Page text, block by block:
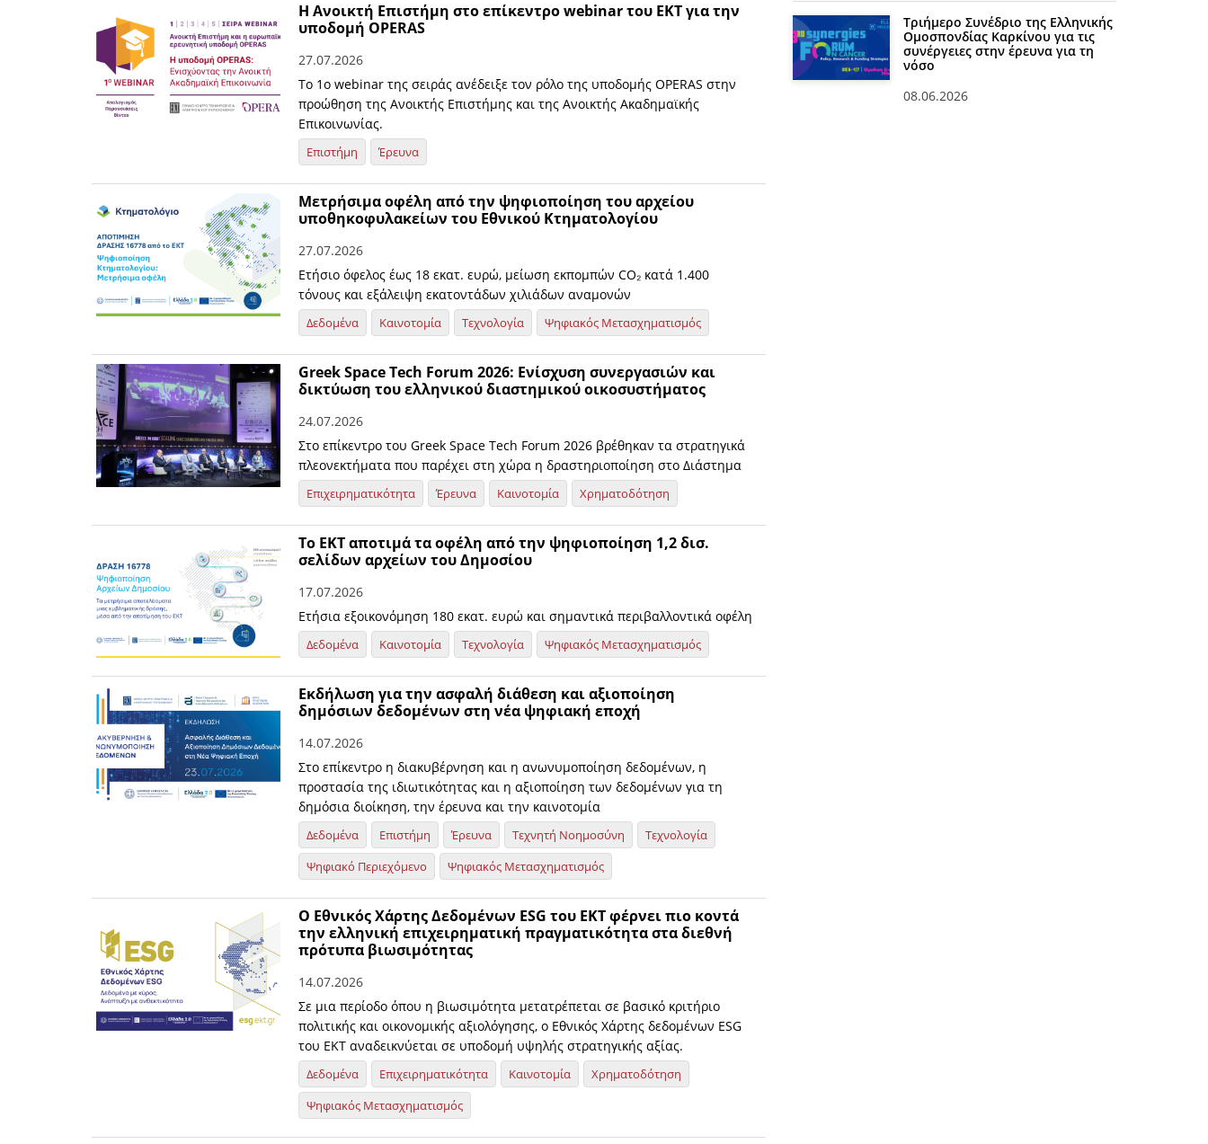
Η Ανοικτή Επιστήμη στο επίκεντρο webinar του ΕΚΤ για την
υποδομή OPERAS
27.07.2026
Το 1ο webinar της σειράς ανέδειξε τον ρόλο της υποδομής OPERAS στην
προώθηση της Ανοικτής Επιστήμης και της Ανοικτής Ακαδημαϊκής
Επικοινωνίας.
Επιστήμη Έρευνα
Μετρήσιμα οφέλη από την ψηφιοποίηση του αρχείου
υποθηκοφυλακείων του Εθνικού Κτηματολογίου
27.07.2026
Ετήσιο όφελος έως 18 εκατ. ευρώ, μείωση εκπομπών CO₂ κατά 1.400
τόνους και εξάλειψη εκατοντάδων χιλιάδων αναμονών
Δεδομένα Καινοτομία Τεχνολογία Ψηφιακός Μετασχηματισμός
Greek Space Tech Forum 2026: Eνίσχυση συνεργασιών και
δικτύωση του ελληνικού διαστημικού οικοσυστήματος
24.07.2026
Στο επίκεντρο του Greek Space Tech Forum 2026 βρέθηκαν τα στρατηγικά
πλεονεκτήματα που παρέχει στη χώρα η δραστηριοποίηση στο Διάστημα
Επιχειρηματικότητα Έρευνα Καινοτομία Χρηματοδότηση
Το ΕΚΤ αποτιμά τα οφέλη από την ψηφιοποίηση 1,2 δισ.
σελίδων αρχείων του Δημοσίου
17.07.2026
Ετήσια εξοικονόμηση 180 εκατ. ευρώ και σημαντικά περιβαλλοντικά οφέλη
Δεδομένα Καινοτομία Τεχνολογία Ψηφιακός Μετασχηματισμός
Εκδήλωση για την ασφαλή διάθεση και αξιοποίηση
δημόσιων δεδομένων στη νέα ψηφιακή εποχή
14.07.2026
Στο επίκεντρο η διακυβέρνηση και η ανωνυμοποίηση δεδομένων, η
προστασία της ιδιωτικότητας και η αξιοποίηση των δεδομένων για τη
δημόσια διοίκηση, την έρευνα και την καινοτομία
Δεδομένα Επιστήμη Έρευνα Τεχνητή Νοημοσύνη
Τεχνολογία
Ψηφιακό Περιεχόμενο
Ψηφιακός Μετασχηματισμός
O Εθνικός Χάρτης Δεδομένων ESG του ΕΚΤ φέρνει πιο κοντά
την ελληνική επιχειρηματική πραγματικότητα στα διεθνή
πρότυπα βιωσιμότητας
14.07.2026
Σε μια περίοδο όπου η βιωσιμότητα μετατρέπεται σε βασικό κριτήριο
πολιτικής και οικονομικής αξιολόγησης, ο Εθνικός Χάρτης δεδομένων ESG
του ΕΚΤ αναδεικνύεται σε υποδομή υψηλής στρατηγικής αξίας.
Δεδομένα Επιχειρηματικότητα Καινοτομία
Χρηματοδότηση
Ψηφιακός Μετασχηματισμός
Τριήμερο Συνέδριο της Ελληνικής
Ομοσπονδίας Καρκίνου για τις
συνέργειες στην έρευνα για τη
νόσο
08.06.2026